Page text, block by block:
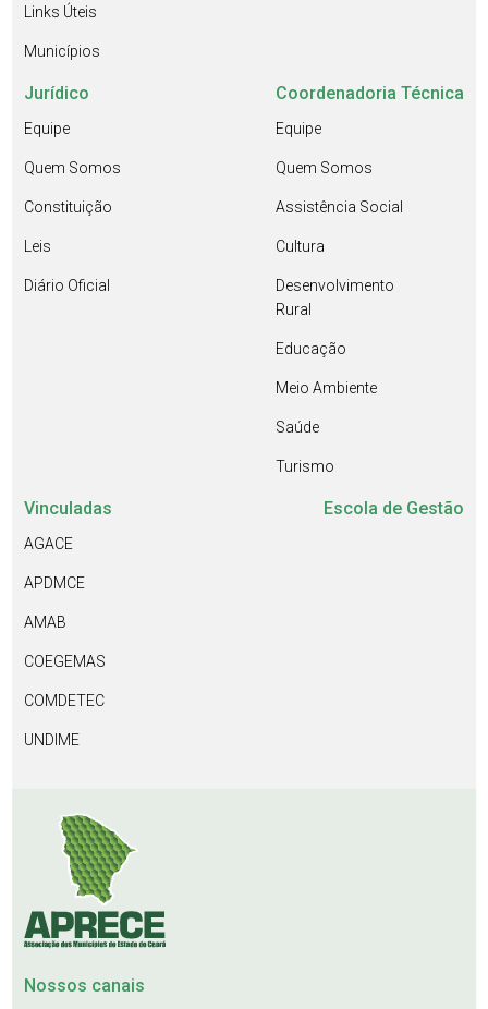
Links Úteis
Municípios
Jurídico
Equipe
Quem Somos
Constituição
Leis
Diário Oficial
Coordenadoria Técnica
Equipe
Quem Somos
Assistência Social
Cultura
Desenvolvimento
Rural
Educação
Meio Ambiente
Saúde
Turismo
Vinculadas
AGACE
APDMCE
AMAB
COEGEMAS
COMDETEC
UNDIME
Escola de Gestão
Nossos canais